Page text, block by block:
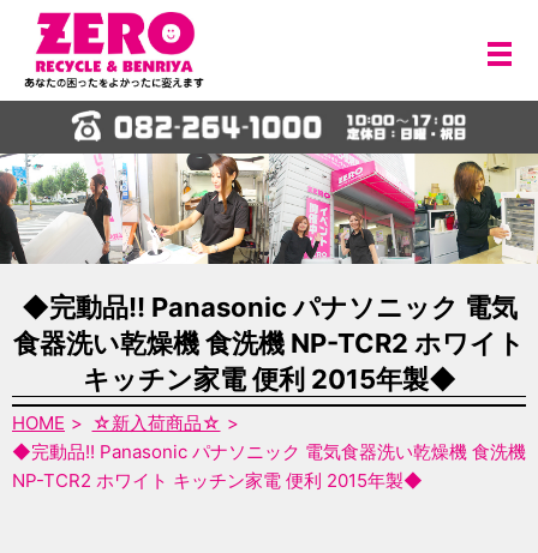
メ
◆完動品!! Panasonic パナソニック 電気
食器洗い乾燥機 食洗機 NP-TCR2 ホワイト
キッチン家電 便利 2015年製◆
HOME
☆新入荷商品☆
◆完動品!! Panasonic パナソニック 電気食器洗い乾燥機 食洗機
NP-TCR2 ホワイト キッチン家電 便利 2015年製◆